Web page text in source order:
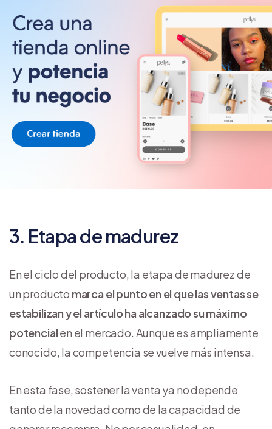
3. Etapa de madurez
En el ciclo del producto, la etapa de madurez de
un producto marca el punto en el que las ventas se
estabilizan y el artículo ha alcanzado su máximo
potencialen el mercado. Aunque es ampliamente
conocido, la competencia se vuelve más intensa.
En esta fase, sostener la venta ya no depende
tanto de la novedad como de la capacidad de